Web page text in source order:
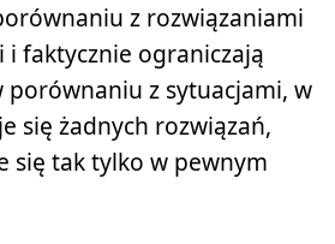
z rozwiązaniami
faktycznie ograniczają
porównaniu z sytuacjami, w
się żadnych rozwiązań,
się tak tylko w pewnym